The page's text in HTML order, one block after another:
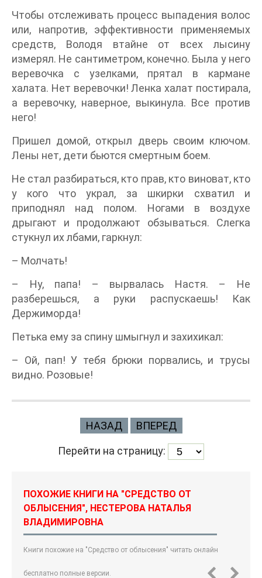
Чтобы отслеживать процесс выпадения волос
или, напротив, эффективности применяемых
средств, Володя втайне от всех лысину
измерял. Не сантиметром, конечно. Была у него
веревочка с узелками, прятал в кармане
халата. Нет веревочки! Ленка халат постирала,
а веревочку, наверное, выкинула. Все против
него!
Пришел домой, открыл дверь своим ключом.
Лены нет, дети бьются смертным боем.
Не стал разбираться, кто прав, кто виноват, кто
у кого что украл, за шкирки схватил и
приподнял над полом. Ногами в воздухе
дрыгают и продолжают обзываться. Слегка
стукнул их лбами, гаркнул:
– Молчать!
– Ну, папа! – вырвалась Настя. – Не
разберешься, а руки распускаешь! Как
Держиморда!
Петька ему за спину шмыгнул и захихикал:
– Ой, пап! У тебя брюки порвались, и трусы
видно. Розовые!
НАЗАД ВПЕРЕД
Перейти на страницу:
ПОХОЖИЕ КНИГИ НА "СРЕДСТВО ОТ
ОБЛЫСЕНИЯ", НЕСТЕРОВА НАТАЛЬЯ
ВЛАДИМИРОВНА
Книги похожие на "Средство от облысения" читать онлайн
бесплатно полные версии.